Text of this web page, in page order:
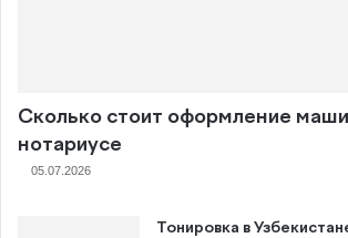
Сколько стоит оформление
нотариусе
05.07.2026
Тонировка в